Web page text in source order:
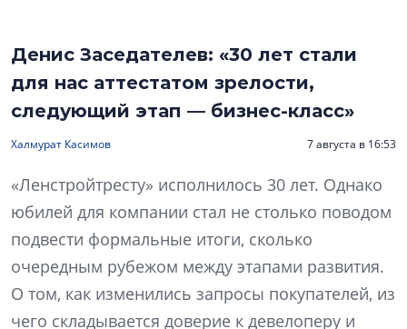
Денис Заседателев: «30 лет стали
для нас аттестатом зрелости,
следующий этап — бизнес-класс»
Халмурат Касимов 7 августа в 16:53
«Ленстройтресту» исполнилось 30 лет. Однако
юбилей для компании стал не столько поводом
подвести формальные итоги, сколько
очередным рубежом между этапами развития.
О том, как изменились запросы покупателей, из
чего складывается доверие к девелоперу и